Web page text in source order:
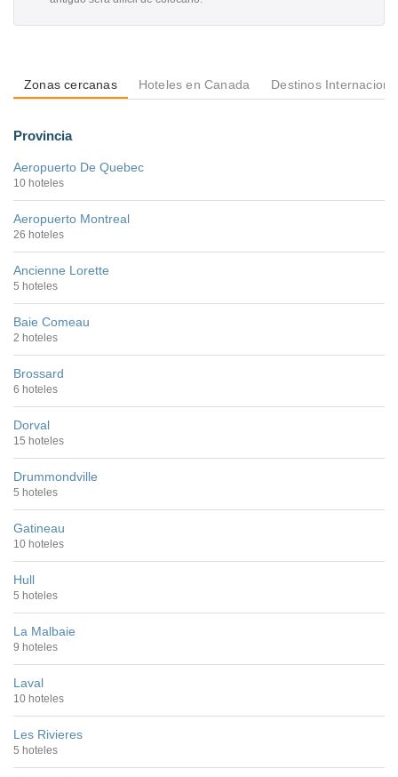
Zonas cercanas Hoteles en Canada Destinos
Provincia
Aeropuerto De Quebec
10 hoteles
Aeropuerto Montreal
26 hoteles
Ancienne Lorette
5 hoteles
Baie Comeau
2 hoteles
Brossard
6 hoteles
Dorval
15 hoteles
Drummondville
5 hoteles
Gatineau
10 hoteles
Hull
5 hoteles
La Malbaie
9 hoteles
Laval
10 hoteles
Les Rivieres
5 hoteles